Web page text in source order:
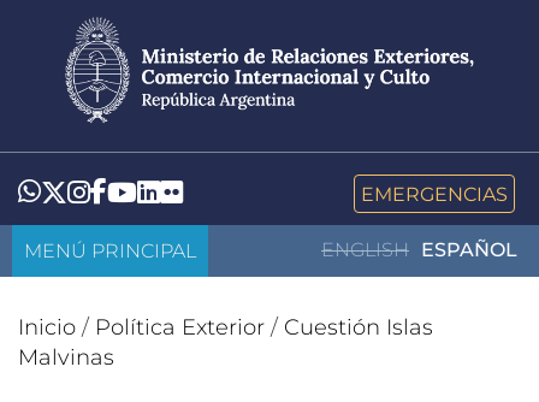
contenido
principal
Whatsapp
Twitter
Instagram
Facebook
YouTube
LinkedIn
Flickr EMERGENCIAS
ENGLISH ESPAÑOL
MENÚ PRINCIPAL
Inicio / Política Exterior / Cuestión Islas
Malvinas